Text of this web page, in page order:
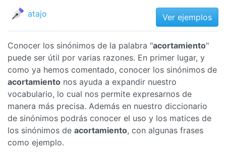
atajo Ver ejemplos
Conocer los sinónimos de la palabra "acortamiento"
puede ser útil por varias razones. En primer lugar, y
como ya hemos comentado, conocer los sinónimos de
acortamiento nos ayuda a expandir nuestro
vocabulario, lo cual nos permite expresarnos de
manera más precisa. Además en nuestro diccionario
de sinónimos podrás conocer el uso y los matices de
los sinónimos de acortamiento, con algunas frases
como ejemplo.